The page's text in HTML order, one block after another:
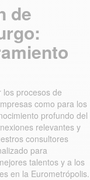
de
procesos de
como para los
profundo del
relevantes y
consultores
para
talentos y a los
en la Eurometrópolis.